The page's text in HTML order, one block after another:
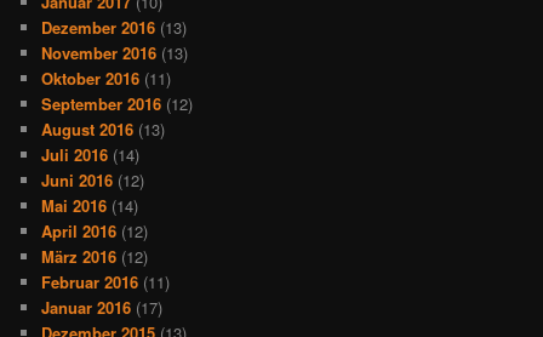
Dezember 2016 (13)
November 2016 (13)
Oktober 2016 (11)
September 2016 (12)
August 2016 (13)
Juli 2016 (14)
Juni 2016 (12)
Mai 2016 (14)
April 2016 (12)
März 2016 (12)
Februar 2016 (11)
Januar 2016 (17)